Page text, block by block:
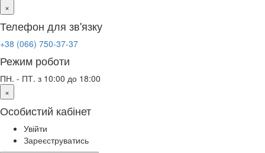
×
Телефон для зв'язку
+38 (066) 750-37-37
Режим роботи
ПН. - ПТ. з 10:00 до 18:00
×
Особистий кабінет
Увійти
Зареєструватись